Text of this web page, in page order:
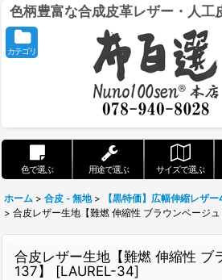
色柄豊富な合成皮革レザー・人工
カテゴリ
色で選ぶ 用途で選ぶ サイズで選ぶ
ホーム > 合皮 - 無地 >
【黒特価】広幅伸縮レザー
> 合皮レザー生地【難燃 伸縮性 ブラウンベージュ
合皮レザー生地【難燃 伸縮性 ブ
137】
[LAUREL-34]